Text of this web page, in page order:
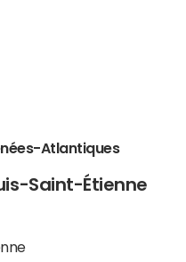
Atlantiques
Saint-Étienne